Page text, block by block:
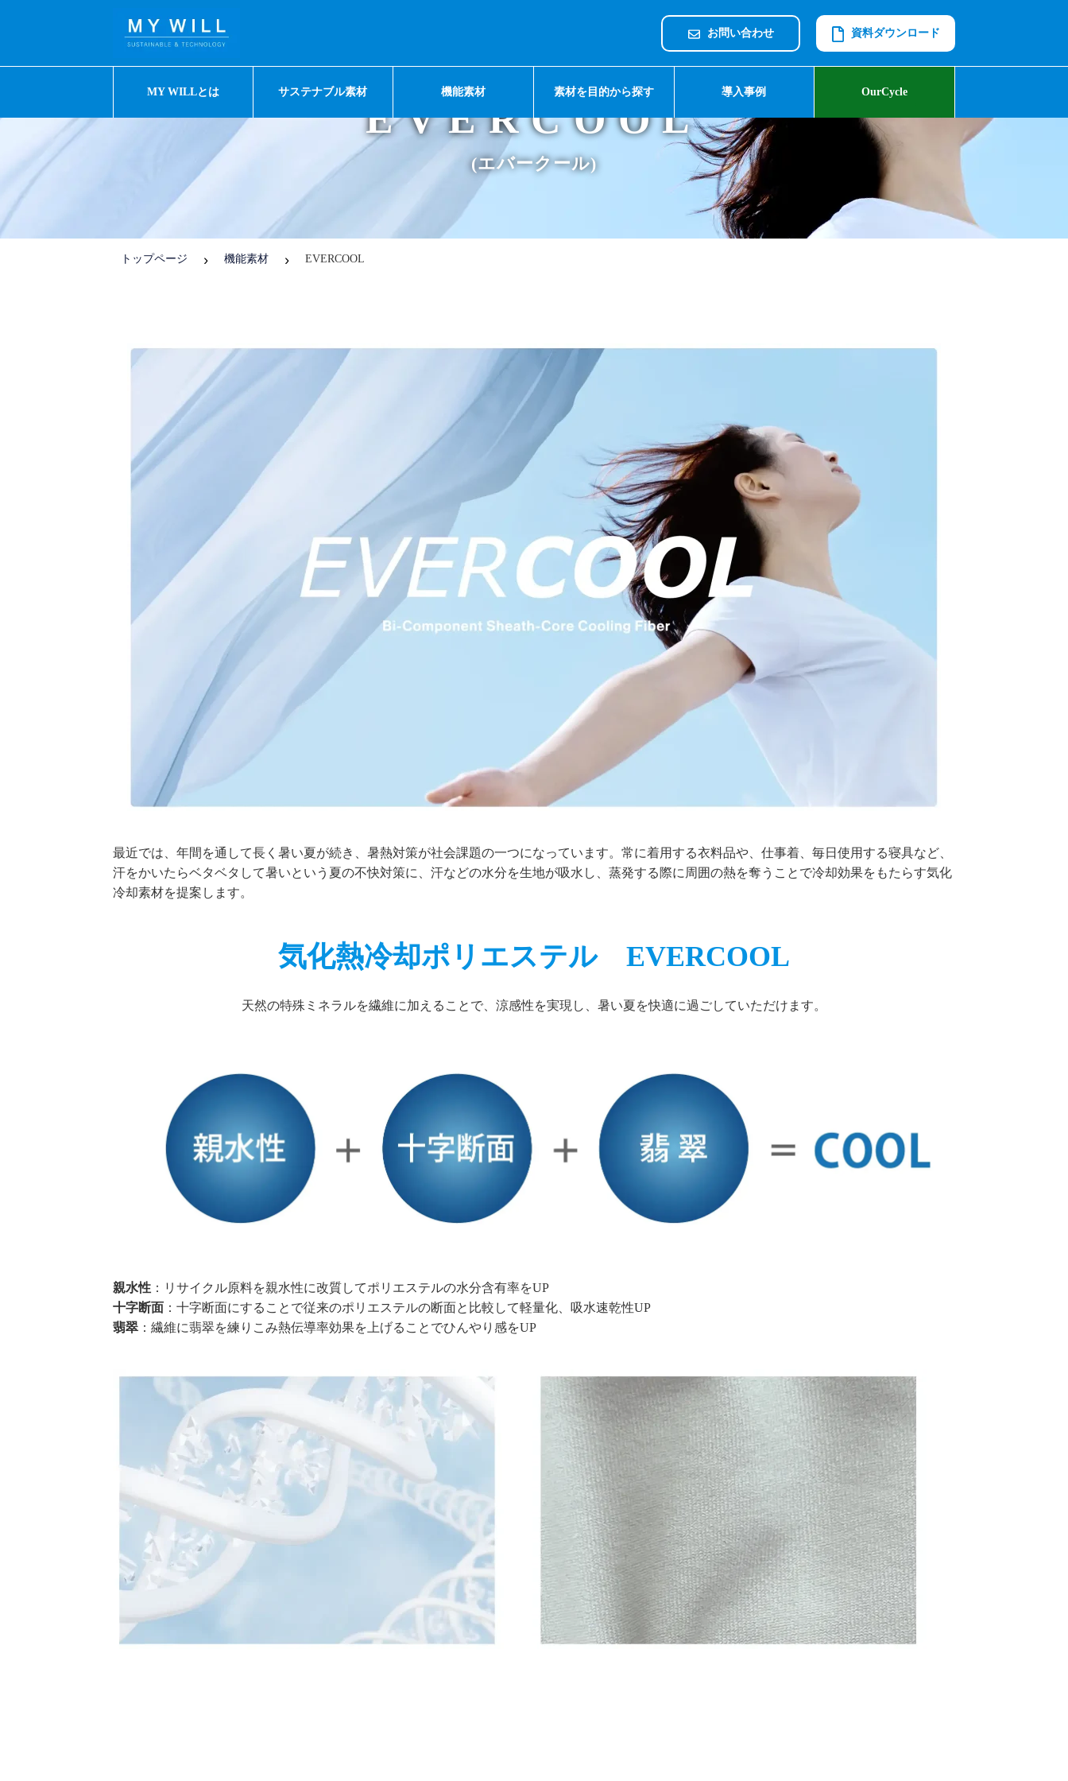
お問い合わせ 資料ダウンロード
MY WILLとは サステナブル素材 機能素材 素材を目的から探す 導入事例 OurCycle
EVERCOOL
(エバークール)
トップページ 機能素材 EVERCOOL
最近では、年間を通して長く暑い夏が続き、暑熱対策が社会課題の一つになっています。常に着用する衣料品や、仕事着、毎日使用する寝具など、
汗をかいたらベタベタして暑いという夏の不快対策に、汗などの水分を生地が吸水し、蒸発する際に周囲の熱を奪うことで冷却効果をもたらす気化
冷却素材を提案します。
気化熱冷却ポリエステル EVERCOOL
天然の特殊ミネラルを繊維に加えることで、涼感性を実現し、暑い夏を快適に過ごしていただけます。
親水性 ：リサイクル原料を親水性に改質してポリエステルの水分含有率をUP
十字断面 ：十字断面にすることで従来のポリエステルの断面と比較して軽量化、吸水速乾性UP
翡翠 ：繊維に翡翠を練りこみ熱伝導率効果を上げることでひんやり感をUP